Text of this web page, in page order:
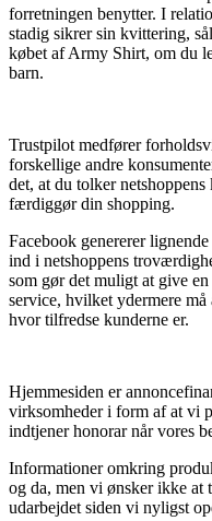
forretningen benytter. I
stadig sikrer sin kvittering,
købet af Army Shirt, om du
barn.
Trustpilot medfører
forskellige andre
det, at du tolker
færdiggør din shopping.
Facebook genererer
ind i netshoppens
som gør det muligt at give
service, hvilket ydermere
hvor tilfredse kunderne er.
Hjemmesiden er
virksomheder i form af at vi
indtjener honorar når vores
Informationer omkring
og da, men vi ønsker ikke at
udarbejdet siden vi nyligst